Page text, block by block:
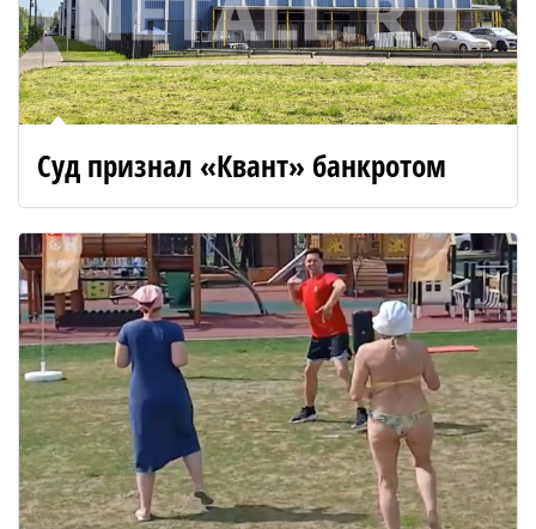
Суд признал «Квант» банкротом